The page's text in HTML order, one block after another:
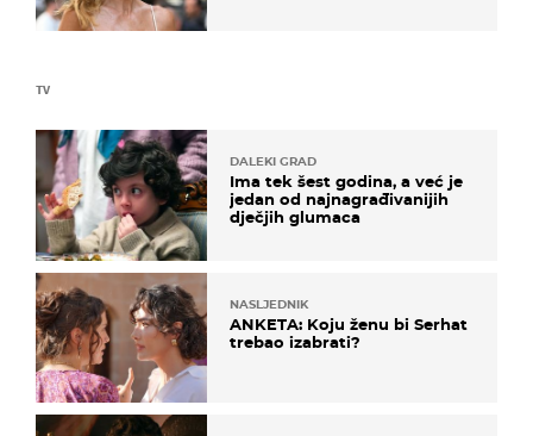
TV
DALEKI GRAD
Ima tek šest godina, a već je
jedan od najnagrađivanijih
dječjih glumaca
NASLJEDNIK
ANKETA: Koju ženu bi Serhat
trebao izabrati?